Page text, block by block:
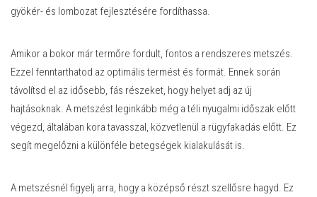
gyökér- és lombozat fejlesztésére fordíthassa.
Amikor a bokor már termőre fordult, fontos a rendszeres metszés.
Ezzel fenntarthatod az optimális termést és formát. Ennek során
távolítsd el az idősebb, fás részeket, hogy helyet adj az új
hajtásoknak. A metszést leginkább még a téli nyugalmi időszak előtt
végezd, általában kora tavasszal, közvetlenül a rügyfakadás előtt. Ez
segít megelőzni a különféle betegségek kialakulását is.
A metszésnél figyelj arra, hogy a középső részt szellősre hagyd. Ez